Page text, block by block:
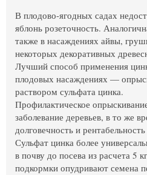
В плодово-ягодных садах
яблонь розеточность.
также в насаждениях айвы,
некоторых декоративных
Лучший способ применения
плодовых насаждениях —
раствором сульфата цинка.
Профилактическое
заболевание деревьев, в то же
долговечность и
Сульфат цинка более
в почву до посева из расчета 5
подкормки опудривают семена